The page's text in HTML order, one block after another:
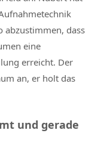
abzustimmen, dass
eine
erreicht. Der
an, er holt das
und gerade